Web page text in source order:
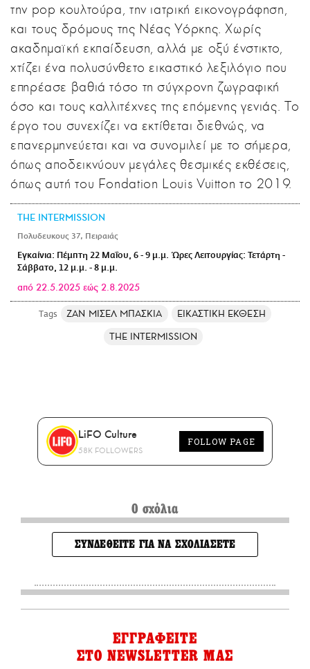
την pop κουλτούρα, την ιατρική εικονογράφηση,
και τους δρόμους της Νέας Υόρκης. Χωρίς
ακαδημαϊκή εκπαίδευση, αλλά με οξύ ένστικτο,
χτίζει ένα πολυσύνθετο εικαστικό λεξιλόγιο που
επηρέασε βαθιά τόσο τη σύγχρονη ζωγραφική
όσο και τους καλλιτέχνες της επόμενης γενιάς. Το
έργο του συνεχίζει να εκτίθεται διεθνώς, να
επανερμηνεύεται και να συνομιλεί με το σήμερα,
όπως αποδεικνύουν μεγάλες θεσμικές εκθέσεις,
όπως αυτή του Fondation Louis Vuitton το 2019.
THE INTERMISSION
Πολυδευκους 37, Πειραιάς
Εγκαίνια: Πέμπτη 22 Μαΐου, 6 - 9 μ.μ. Ώρες Λειτουργίας: Τετάρτη -
Σάββατο, 12 μ.μ. - 8 μ.μ.
από 22.5.2025 εώς 2.8.2025
ΖΑΝ ΜΙΣΕΛ ΜΠΑΣΚΙΑ
ΕΙΚΑΣΤΙΚΗ ΕΚΘΕΣΗ
THE INTERMISSION
LiFO Culture
58K FOLLOWERS
FOLLOW PAGE
0 σχόλια
ΣΥΝΔΕΘΕΙΤΕ ΓΙΑ ΝΑ ΣΧΟΛΙΑΣΕΤΕ
ΕΓΓΡΑΦΕΙΤΕ
ΣΤΟ NEWSLETTER ΜΑΣ